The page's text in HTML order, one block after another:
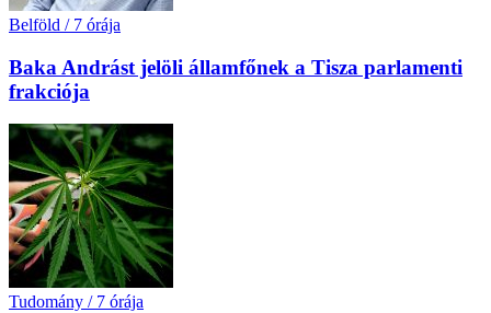
Belföld / 7 órája
Baka Andrást jelöli államfőnek a Tisza parlamenti
frakciója
Tudomány / 7 órája